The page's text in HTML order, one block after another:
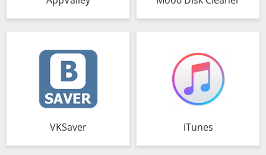
VKSaver iTunes